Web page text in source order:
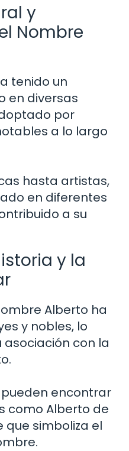
y
Nombre
tenido un
en diversas
por
a lo largo
hasta artistas,
en diferentes
a su
y la
Alberto ha
y nobles, lo
asociación con la
encontrar
como Alberto de
que simboliza el